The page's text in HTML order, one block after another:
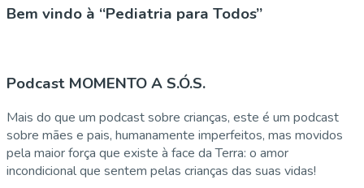
Bem vindo à “Pediatria para Todos”
Podcast MOMENTO A S.Ó.S.
Mais do que um podcast sobre crianças, este é um podcast
sobre mães e pais, humanamente imperfeitos, mas movidos
pela maior força que existe à face da Terra: o amor
incondicional que sentem pelas crianças das suas vidas!